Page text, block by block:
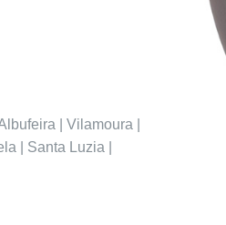
| Vilamoura |
| Santa Luzia |